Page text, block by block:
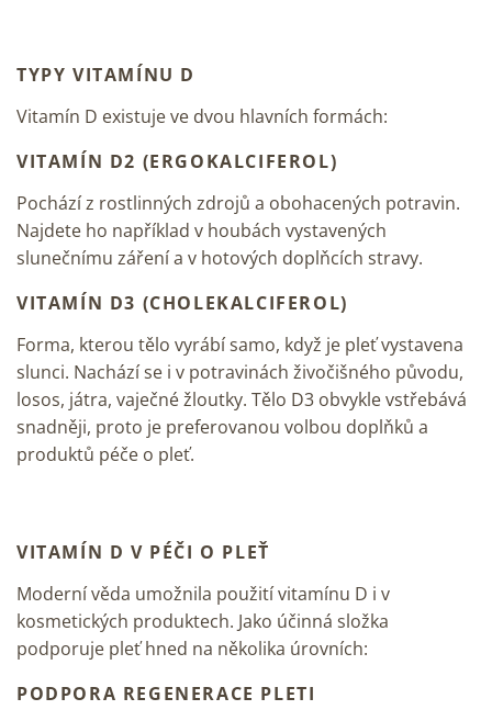
TYPY VITAMÍNU D
Vitamín D existuje ve dvou hlavních formách:
VITAMÍN D2 (ERGOKALCIFEROL)
Pochází z rostlinných zdrojů a obohacených potravin.
Najdete ho například v houbách vystavených
slunečnímu záření a v hotových doplňcích stravy.
VITAMÍN D3 (CHOLEKALCIFEROL)
Forma, kterou tělo vyrábí samo, když je pleť vystavena
slunci. Nachází se i v potravinách živočišného původu,
losos, játra, vaječné žloutky. Tělo D3 obvykle vstřebává
snadněji, proto je preferovanou volbou doplňků a
produktů péče o pleť.
VITAMÍN D V PÉČI O PLEŤ
Moderní věda umožnila použití vitamínu D i v
kosmetických produktech. Jako účinná složka
podporuje pleť hned na několika úrovních:
PODPORA REGENERACE PLETI